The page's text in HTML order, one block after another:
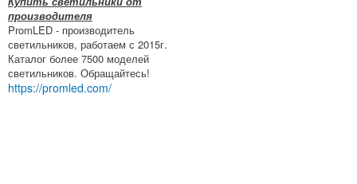
производителя
PromLED - производитель
светильников, работаем с 2015г.
Каталог более 7500 моделей
светильников. Обращайтесь!
https://promled.com/